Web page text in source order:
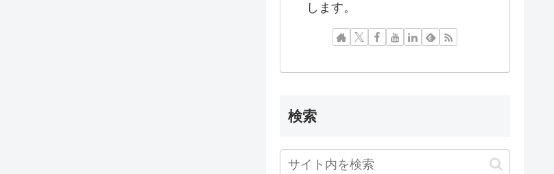
します。
検索